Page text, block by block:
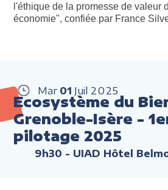
l'éthique de la promesse de valeur
économie", confiée par France
Mar 01 Juil 2025
Ecosystème du
Grenoble-Isère -
pilotage 2025
9h30 - UIAD Hôtel